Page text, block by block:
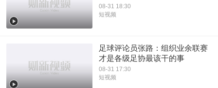
08-31 18:30
短视频
足球评论员张路：组织业余联赛
才是各级足协最该干的事
08-31 17:30
短视频